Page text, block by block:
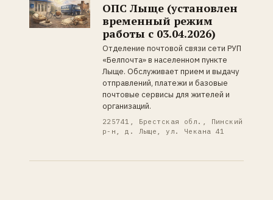
ОПС Лыще (установлен
временный режим
работы c 03.04.2026)
Отделение почтовой связи сети РУП
«Белпочта» в населенном пункте
Лыще. Обслуживает прием и выдачу
отправлений, платежи и базовые
почтовые сервисы для жителей и
организаций.
225741, Брестская обл., Пинский
р-н, д. Лыще, ул. Чекана 41